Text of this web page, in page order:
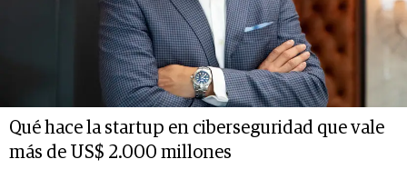
Qué hace la startup en ciberseguridad que vale
más de US$ 2.000 millones